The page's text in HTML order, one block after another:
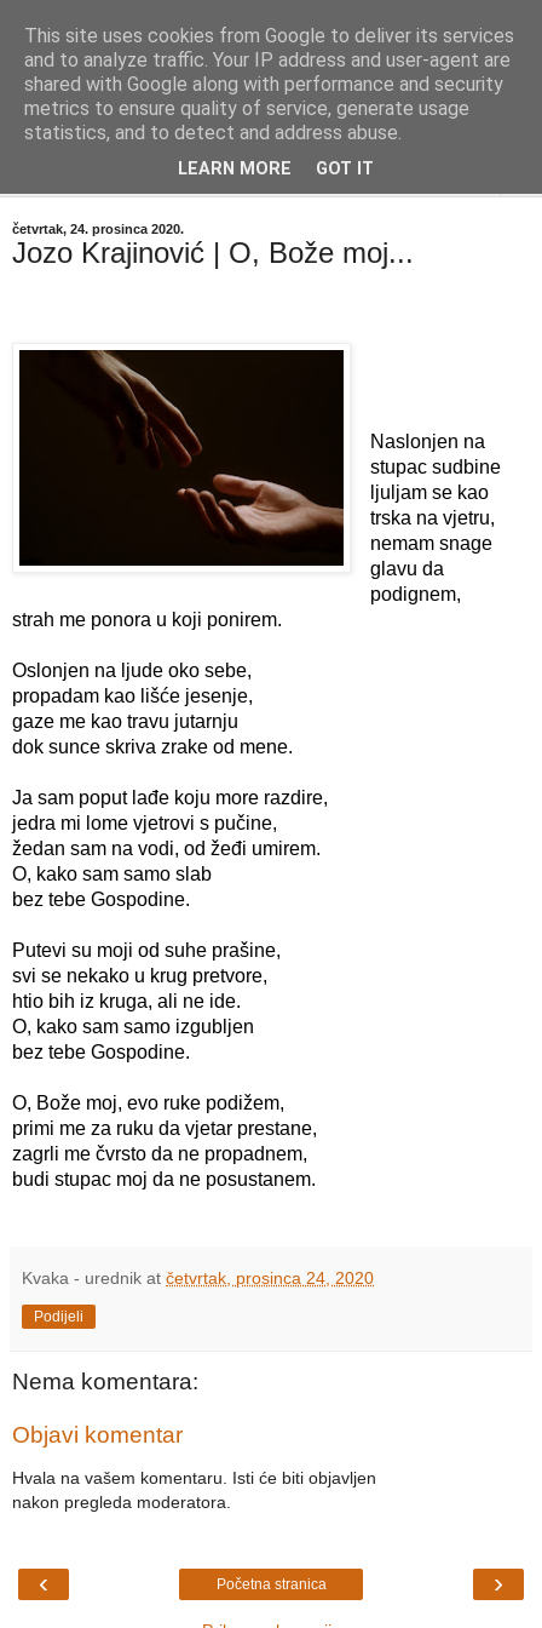
"Kvaka"
Časopis za književnost ISSN 2459-5632
četvrtak, 24. prosinca 2020.
Jozo Krajinović | O, Bože moj...
Naslonjen na
stupac sudbine
ljuljam se kao
trska na vjetru,
nemam snage
glavu da
podignem,
strah me ponora u koji ponirem.
Oslonjen na ljude oko sebe,
propadam kao lišće jesenje,
gaze me kao travu jutarnju
dok sunce skriva zrake od mene.
Ja sam poput lađe koju more razdire,
jedra mi lome vjetrovi s pučine,
žedan sam na vodi, od žeđi umirem.
O, kako sam samo slab
bez tebe Gospodine.
Putevi su moji od suhe prašine,
svi se nekako u krug pretvore,
htio bih iz kruga, ali ne ide.
O, kako sam samo izgubljen
bez tebe Gospodine.
O, Bože moj, evo ruke podižem,
primi me za ruku da vjetar prestane,
zagrli me čvrsto da ne propadnem,
Kvaka - urednik at četvrtak, prosinca 24, 2020
Podijeli
Nema komentara:
Objavi komentar
Hvala na vašem komentaru. Isti će biti objavljen
nakon pregleda moderatora.
‹ ›
Početna stranica
This site uses cookies from Google to deliver its services
and to analyze traffic. Your IP address and user-agent are
shared with Google along with performance and security
metrics to ensure quality of service, generate usage
statistics, and to detect and address abuse.
LEARN MORE GOT IT